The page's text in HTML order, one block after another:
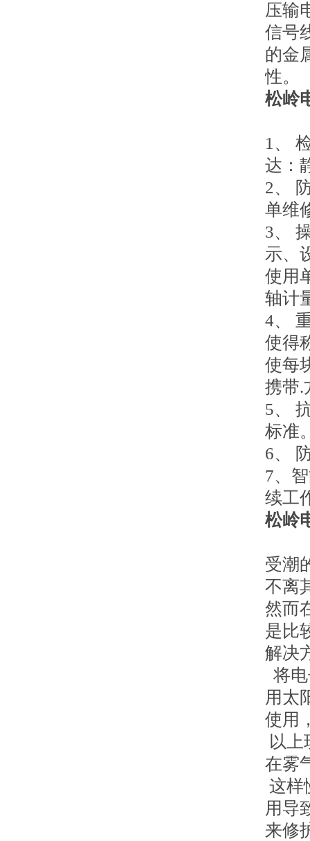
压输
信号
的金
性。
松岭
1、
达：
2、
单维
3、
示、
使用
轴计
4、
使得
使每
携带.
5、
标准
6、
7、
续工
松岭
受潮
不离
然而
是比
解决
将
用太
使用
以
在雾
这样
用导
来修